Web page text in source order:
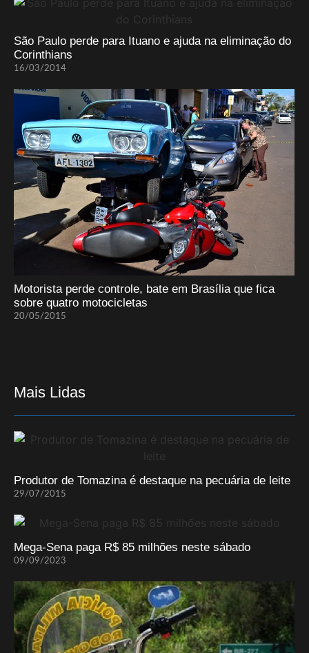
São Paulo perde para Ituano e ajuda na eliminação do
Corinthians
16/03/2014
Motorista perde controle, bate em Brasília que fica
sobre quatro motocicletas
20/05/2015
Mais Lidas
Produtor de Tomazina é destaque na pecuária de leite
29/07/2015
Mega-Sena paga R$ 85 milhões neste sábado
09/09/2023